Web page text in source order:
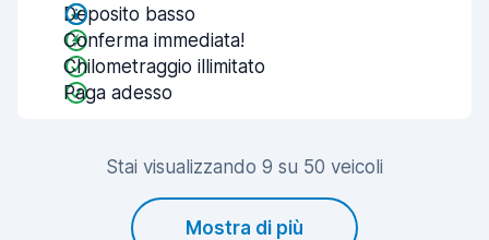
Deposito basso
Conferma immediata!
Chilometraggio illimitato
Paga adesso
Stai visualizzando 9 su 50 veicoli
Mostra di più